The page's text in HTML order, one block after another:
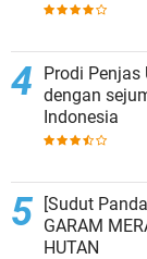
Prodi Penjas
dengan
Indonesia
[Sudut
GARAM
HUTAN